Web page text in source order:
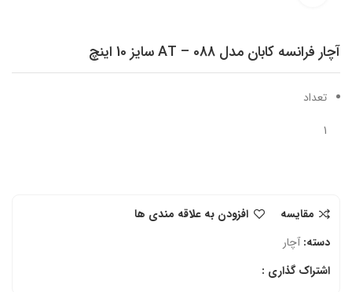
آچار فرانسه کابان مدل AT – 088 سایز 10 اینچ
تعداد
1
مقایسه
افزودن به علاقه مندی ها
دسته: آچار
اشتراک گذاری :